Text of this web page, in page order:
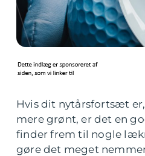
Hvis dit nytårsfortsæt
mere grønt, er det en
finder frem til nogle
gøre det meget